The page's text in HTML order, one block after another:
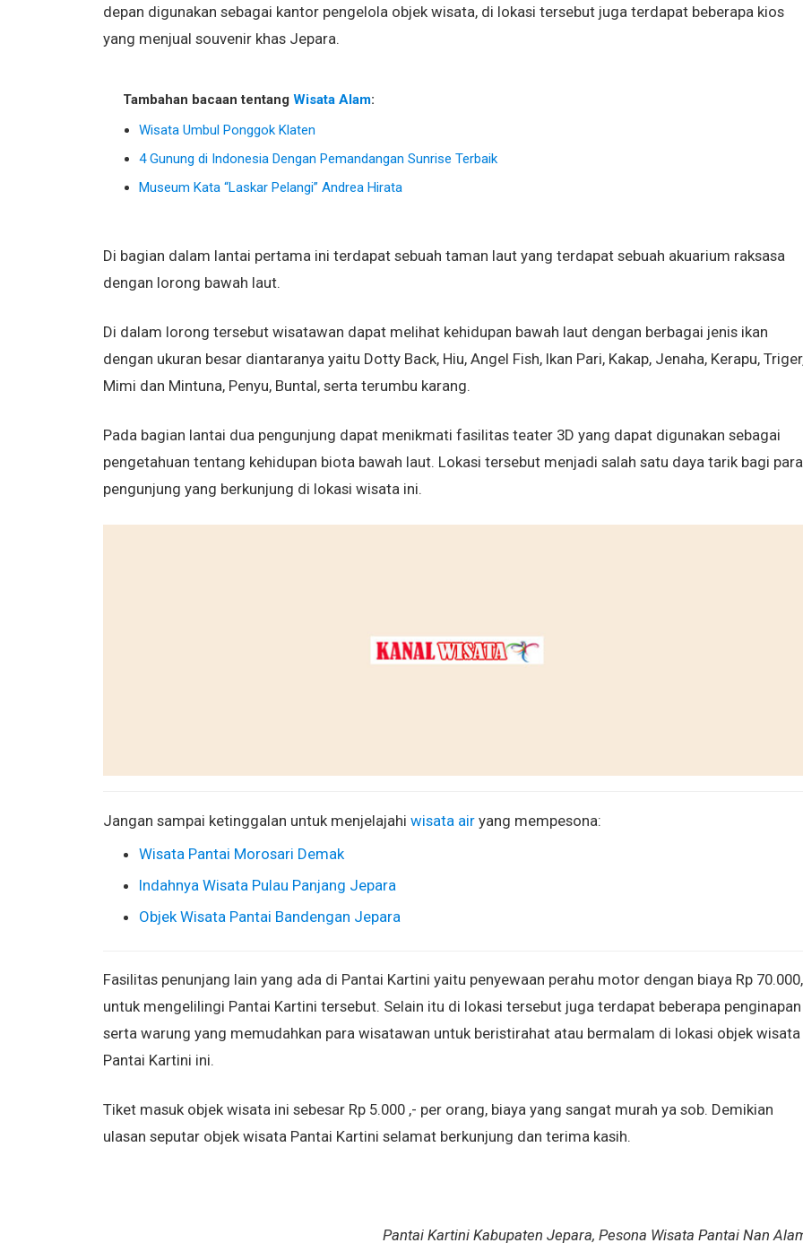
depan digunakan sebagai kantor pengelola objek wisata, di lokasi tersebut juga terdapat beberapa kios
yang menjual souvenir khas Jepara.
Tambahan bacaan tentang Wisata Alam:
Wisata Umbul Ponggok Klaten
4 Gunung di Indonesia Dengan Pemandangan Sunrise Terbaik
Museum Kata “Laskar Pelangi” Andrea Hirata
Di bagian dalam lantai pertama ini terdapat sebuah taman laut yang terdapat sebuah akuarium raksasa
dengan lorong bawah laut.
Di dalam lorong tersebut wisatawan dapat melihat kehidupan bawah laut dengan berbagai jenis ikan
dengan ukuran besar diantaranya yaitu Dotty Back, Hiu, Angel Fish, Ikan Pari, Kakap, Jenaha, Kerapu,
Mimi dan Mintuna, Penyu, Buntal, serta terumbu karang.
Pada bagian lantai dua pengunjung dapat menikmati fasilitas teater 3D yang dapat digunakan sebagai
pengetahuan tentang kehidupan biota bawah laut. Lokasi tersebut menjadi salah satu daya tarik bagi para
pengunjung yang berkunjung di lokasi wisata ini.
Jangan sampai ketinggalan untuk menjelajahi wisata airyang mempesona:
Wisata Pantai Morosari Demak
Indahnya Wisata Pulau Panjang Jepara
Objek Wisata Pantai Bandengan Jepara
Fasilitas penunjang lain yang ada di Pantai Kartini yaitu penyewaan perahu motor dengan biaya Rp
untuk mengelilingi Pantai Kartini tersebut. Selain itu di lokasi tersebut juga terdapat beberapa penginapan
serta warung yang memudahkan para wisatawan untuk beristirahat atau bermalam di lokasi objek wisata
Pantai Kartini ini.
Tiket masuk objek wisata ini sebesar Rp 5.000 ,- per orang, biaya yang sangat murah ya sob. Demikian
ulasan seputar objek wisata Pantai Kartini selamat berkunjung dan terima kasih.
Pantai Kartini Kabupaten Jepara, Pesona Wisata Pantai Nan